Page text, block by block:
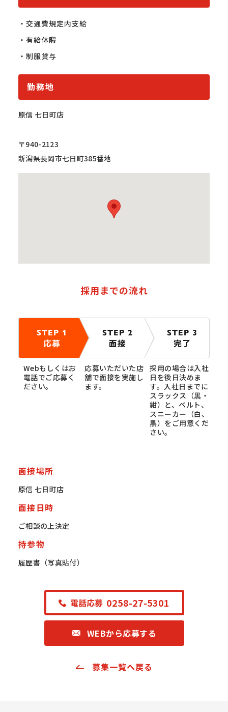
・交通費規定内支給
・有給休暇
・制服貸与
勤務地
原信 七日町店
〒940-2123
新潟県長岡市七日町385番地
採用までの流れ
STEP 1
応募
Webもしくはお
電話でご応募く
ださい。
STEP 2
面接
応募いただいた店
舗で面接を実施し
ます。
STEP 3
完了
採用の場合は入社
日を後日決めま
す。入社日までに
スラックス（黒・
紺）と、ベルト、
スニーカー（白、
黒）をご用意くだ
さい。
面接場所
原信 七日町店
面接日時
ご相談の上決定
持参物
履歴書（写真貼付）
電話応募 0258-27-5301
WEBから応募する
募集一覧へ戻る